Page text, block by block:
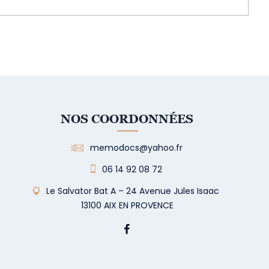
NOS COORDONNÉES
memodocs@yahoo.fr
06 14 92 08 72
Le Salvator Bat A – 24 Avenue Jules Isaac
13100 AIX EN PROVENCE